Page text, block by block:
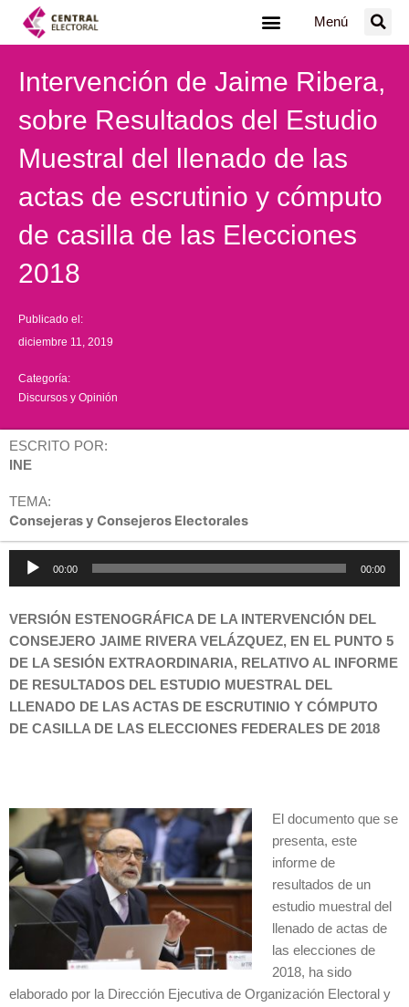
Menú
Intervención de Jaime Ribera,
sobre Resultados del Estudio
Muestral del llenado de las
actas de escrutinio y cómputo
de casilla de las Elecciones
2018
Publicado el:
diciembre 11, 2019
Categoría:
Discursos y Opinión
ESCRITO POR:
INE
TEMA:
Consejeras y Consejeros Electorales
Reproductor
00:00 00:00
VERSIÓN ESTENOGRÁFICA DE LA INTERVENCIÓN DEL
CONSEJERO JAIME RIVERA VELÁZQUEZ, EN EL PUNTO 5
DE LA SESIÓN EXTRAORDINARIA, RELATIVO AL INFORME
DE RESULTADOS DEL ESTUDIO MUESTRAL DEL
LLENADO DE LAS ACTAS DE ESCRUTINIO Y CÓMPUTO
DE CASILLA DE LAS ELECCIONES FEDERALES DE 2018
El documento que se
presenta, este
informe de
resultados de un
estudio muestral del
llenado de actas de
las elecciones de
2018, ha sido
elaborado por la Dirección Ejecutiva de Organización Electoral y